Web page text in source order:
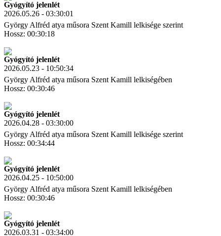
Gyógyító jelenlét
2026.05.26 - 03:30:01
György Alfréd atya műsora Szent Kamill lelkisége szerint
Hossz: 00:30:18
Gyógyító jelenlét
2026.05.23 - 10:50:34
György Alfréd atya műsora Szent Kamill lelkiségében
Hossz: 00:30:46
Gyógyító jelenlét
2026.04.28 - 03:30:00
György Alfréd atya műsora Szent Kamill lelkisége szerint
Hossz: 00:34:44
Gyógyító jelenlét
2026.04.25 - 10:50:00
György Alfréd atya műsora Szent Kamill lelkiségében
Hossz: 00:30:46
Gyógyító jelenlét
2026.03.31 - 03:34:00